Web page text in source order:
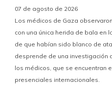
07 de agosto de 2026
Los médicos de Gaza
con una única herida de bala en
de que habían sido blanco de
desprende de una investigación
los médicos, que se encuentran
presenciales internacionales.